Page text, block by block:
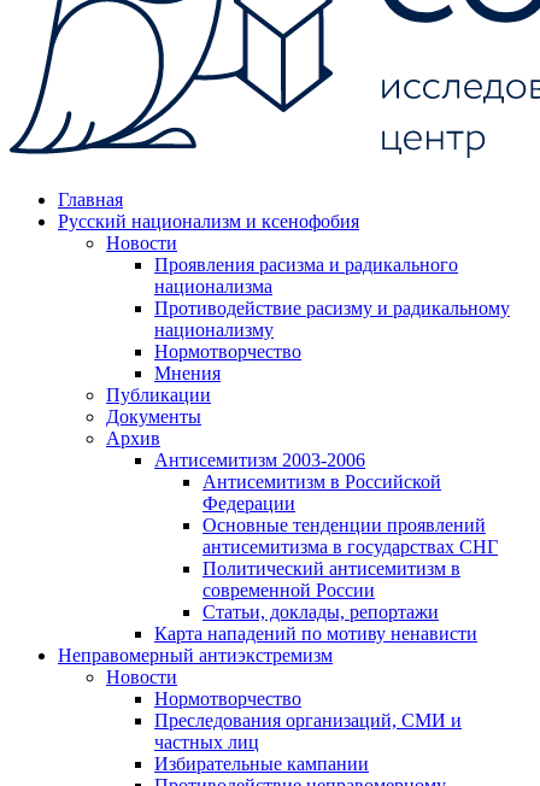
Главная
Русский национализм и ксенофобия
Новости
Проявления расизма и радикального
национализма
Противодействие расизму и радикальному
национализму
Нормотворчество
Мнения
Публикации
Документы
Архив
Антисемитизм 2003-2006
Антисемитизм в Российской
Федерации
Основные тенденции проявлений
антисемитизма в государствах СНГ
Политический антисемитизм в
современной России
Статьи, доклады, репортажи
Карта нападений по мотиву ненависти
Неправомерный антиэкстремизм
Новости
Нормотворчество
Преследования организаций, СМИ и
частных лиц
Избирательные кампании